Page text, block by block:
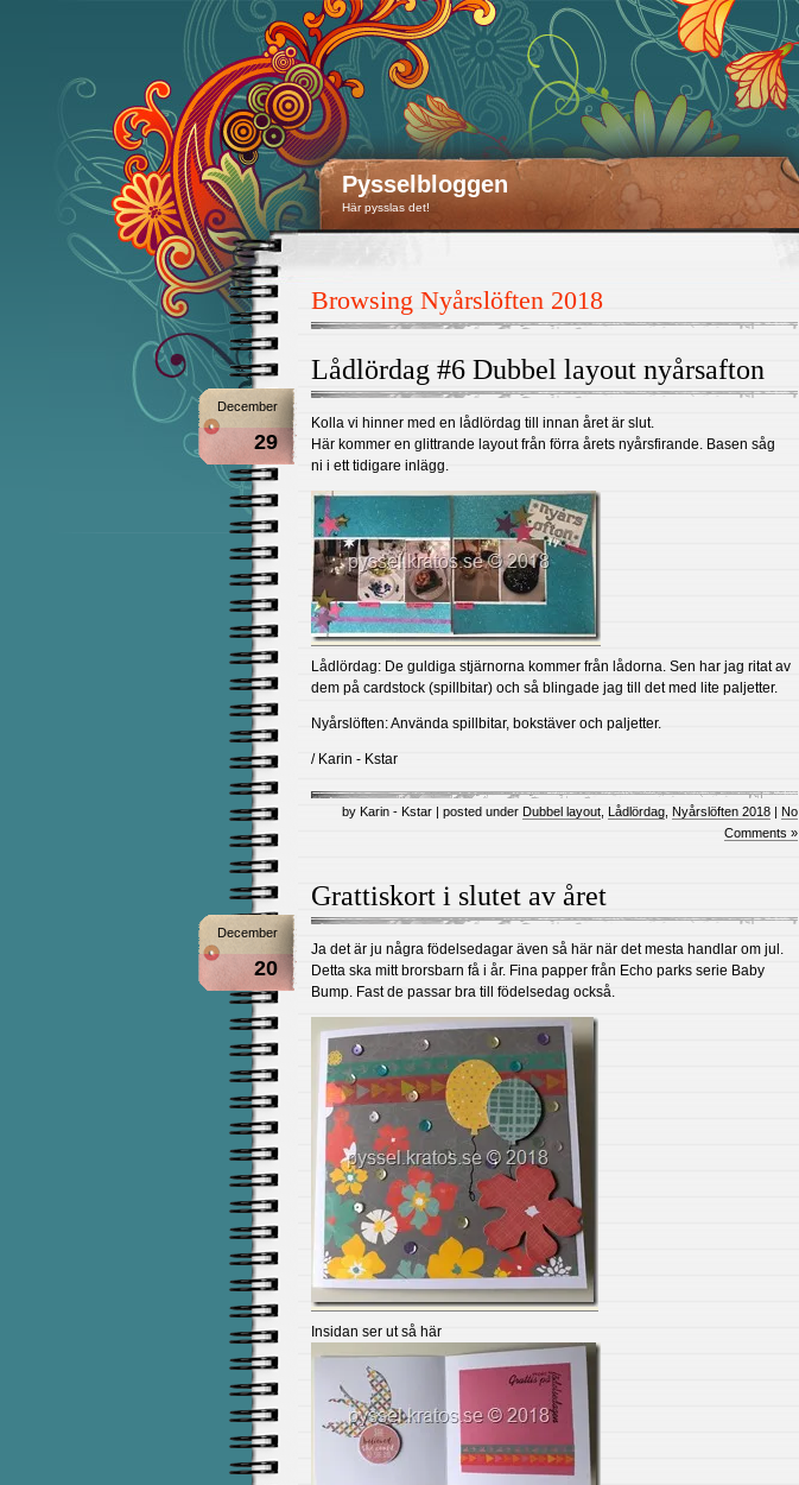
Pysselbloggen
Här pysslas det!
Browsing Nyårslöften 2018
Lådlördag #6 Dubbel layout nyårsafton
December
29
Kolla vi hinner med en lådlördag till innan året är slut.
Här kommer en glittrande layout från förra årets nyårsfirande. Basen såg
ni i ett tidigare inlägg.
Lådlördag: De guldiga stjärnorna kommer från lådorna. Sen har jag ritat av
dem på cardstock (spillbitar) och så blingade jag till det med lite paljetter.
Nyårslöften: Använda spillbitar, bokstäver och paljetter.
/ Karin - Kstar
by Karin - Kstar | posted under Dubbel layout Lådlördag Nyårslöften 2018 | No
Comments »
Grattiskort i slutet av året
December
20
Ja det är ju några födelsedagar även så här när det mesta handlar om jul.
Detta ska mitt brorsbarn få i år. Fina papper från Echo parks serie Baby
Bump. Fast de passar bra till födelsedag också.
Insidan ser ut så här